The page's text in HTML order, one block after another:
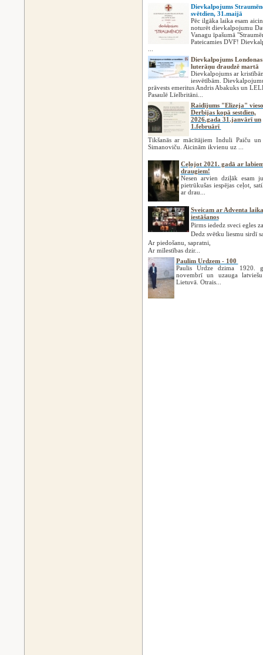
Dievkalpojums
svētdien, 31.maijā
Pēc ilgāka laika esam
noturēt dievkalpojumu
Vanagu īpašumā
Pateicamies DVF!
Dievkalpojums
luterāņu draudzē martā
Dievkalpojums ar
iesvētībām.
prāvests emeritus Andris Abakuks un
Pasaulē Līelbritāni...
Raidījums "Elizeja"
Derbijas kopā sestdien,
2026.gada 31.janvārī un
1.februārī
Tikšanās ar mācītājiem Induli Paiču un
Simanoviču. Aicinām ikvienu uz ...
Ceļojot 2021. gadā ar
draugiem!
Nesen arvien dziļāk esam
pietrūkušas iespējas ceļot,
ar drau...
Sveicam ar Adventa laika
iestāšanos
Pirms iededz sveci egles
Dedz svētku liesmu sirdī
Ar piedošanu, sapratni,
Ar mīlestības dzir...
Paulim Urdzem - 100
Paulis Urdze dzima 1920.
novembrī un uzauga
Lietuvā. Otrais...